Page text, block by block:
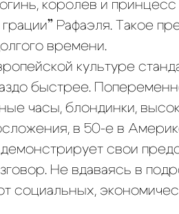
королев и
грации” Рафаэля. Такое
времени.
культуре
быстрее.
часы, блондинки,
в 50-е в
свои
Не вдаваясь в
социальных,